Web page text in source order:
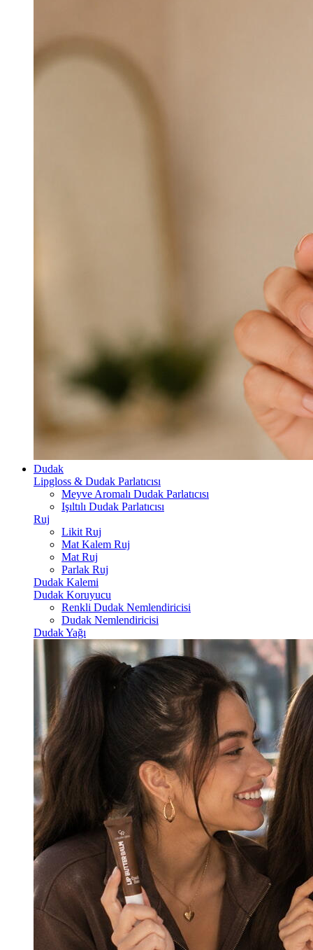
Dudak
Lipgloss & Dudak Parlatıcısı
Meyve Aromalı Dudak Parlatıcısı
Işıltılı Dudak Parlatıcısı
Ruj
Likit Ruj
Mat Kalem Ruj
Mat Ruj
Parlak Ruj
Dudak Kalemi
Dudak Koruyucu
Renkli Dudak Nemlendiricisi
Dudak Nemlendiricisi
Dudak Yağı